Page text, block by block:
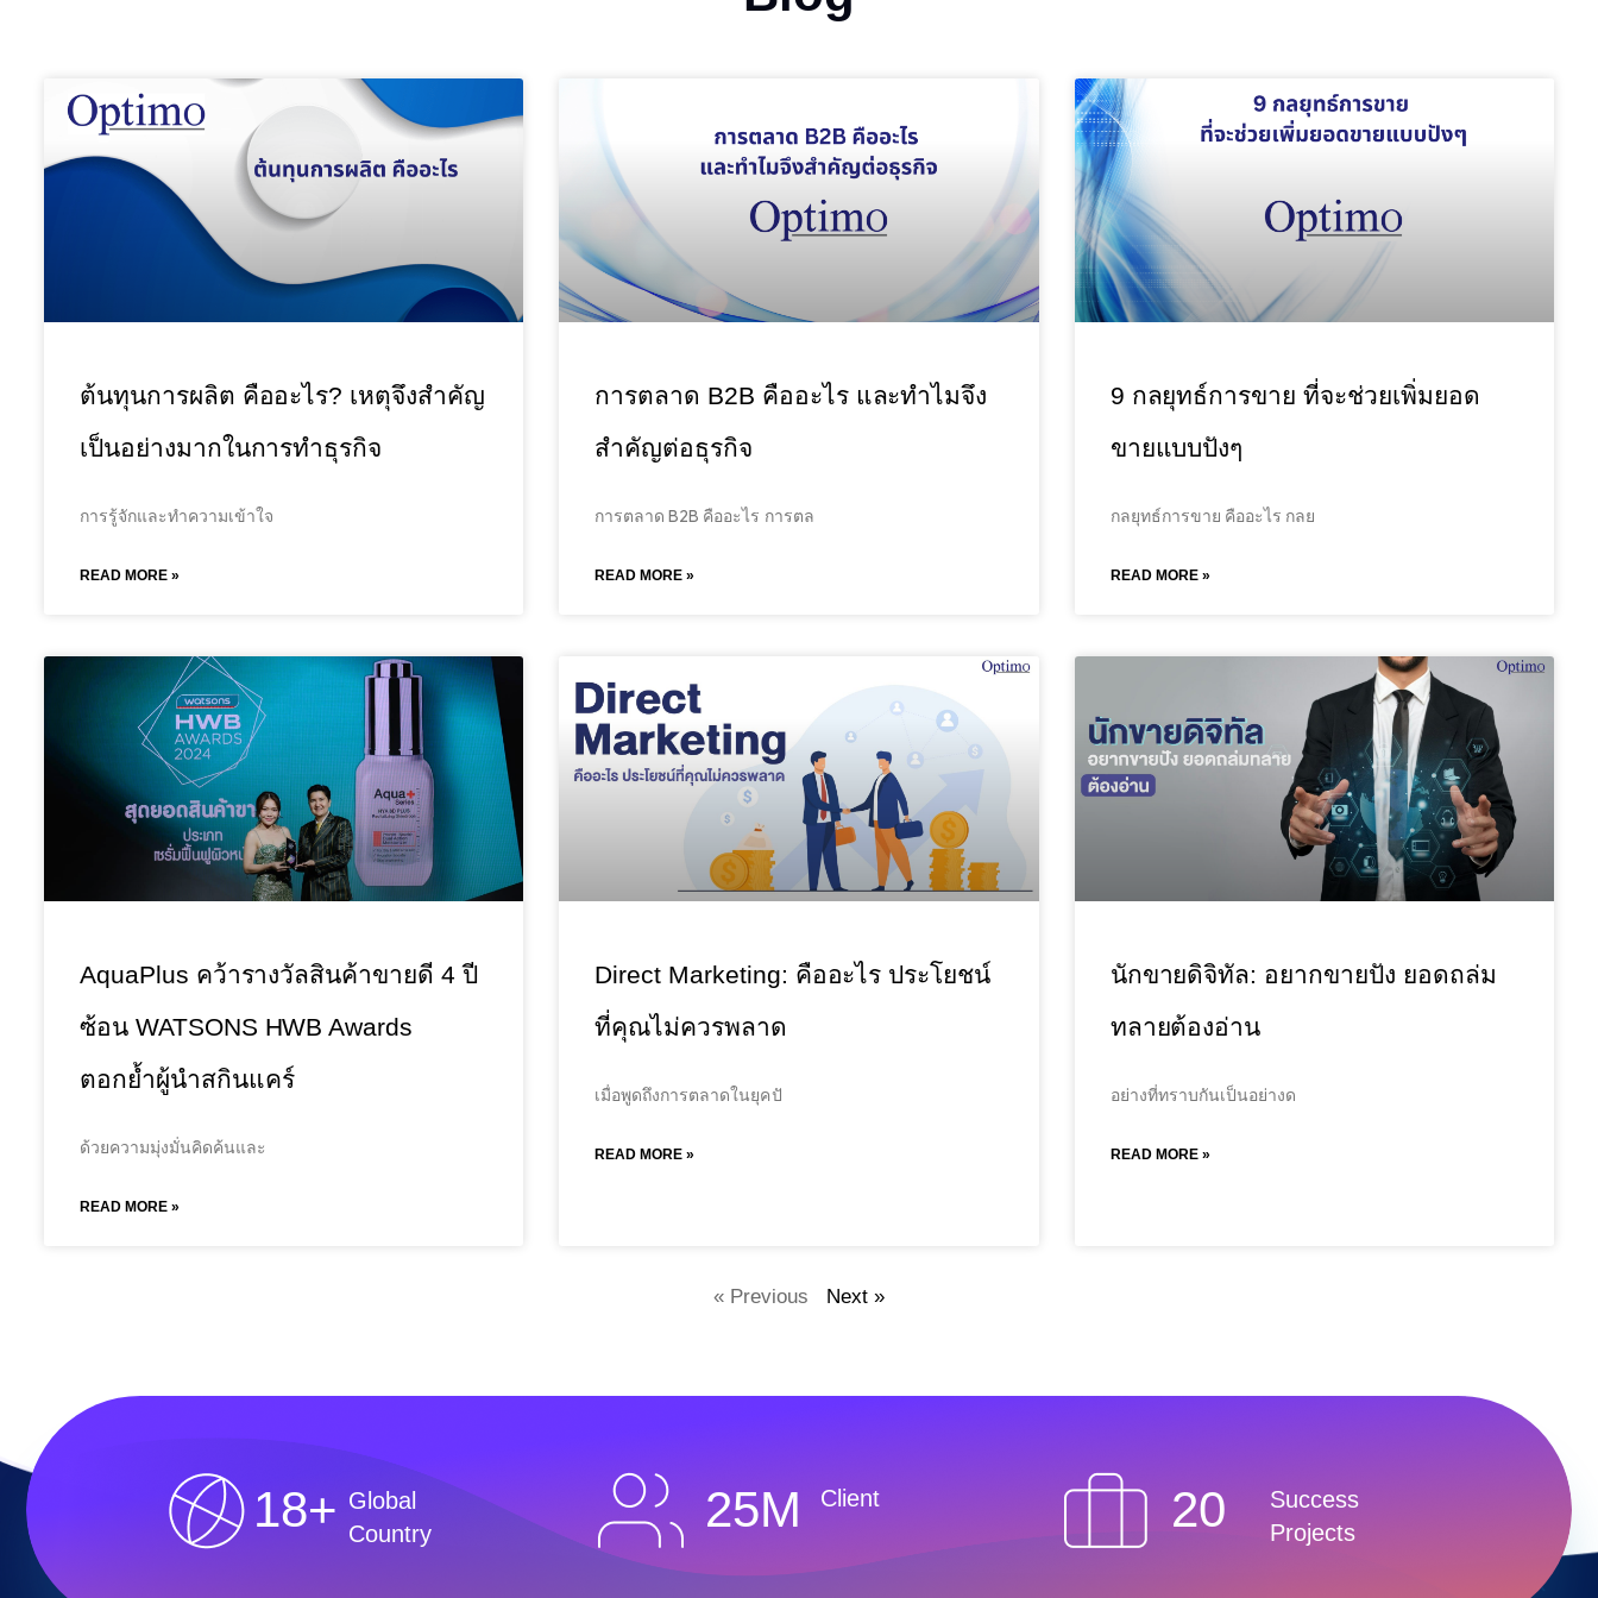
ต้นทุนการผลิต คืออะไร? เหตุจึงสำคัญ
เป็นอย่างมากในการทำธุรกิจ
การรู้จักและทำความเข้าใจ
READ MORE »
การตลาด B2B คืออะไร และทำไมจึง
สำคัญต่อธุรกิจ
การตลาด B2B คืออะไร การตล
READ MORE »
9 กลยุทธ์การขาย ที่จะช่วยเพิ่มยอด
ขายแบบปังๆ
กลยุทธ์การขาย คืออะไร กลย
READ MORE »
AquaPlus คว้ารางวัลสินค้าขายดี 4 ปี
ซ้อน WATSONS HWB Awards
ตอกย้ำผู้นำสกินแคร์
ด้วยความมุ่งมั่นคิดค้นและ
READ MORE »
Direct Marketing: คืออะไร ประโยชน์
ที่คุณไม่ควรพลาด
เมื่อพูดถึงการตลาดในยุคปั
READ MORE »
นักขายดิจิทัล: อยากขายปัง ยอดถล่ม
ทลายต้องอ่าน
อย่างที่ทราบกันเป็นอย่างด
READ MORE »
« Previous Next »
18+ Global
Country
25M Client 20
Success
Projects